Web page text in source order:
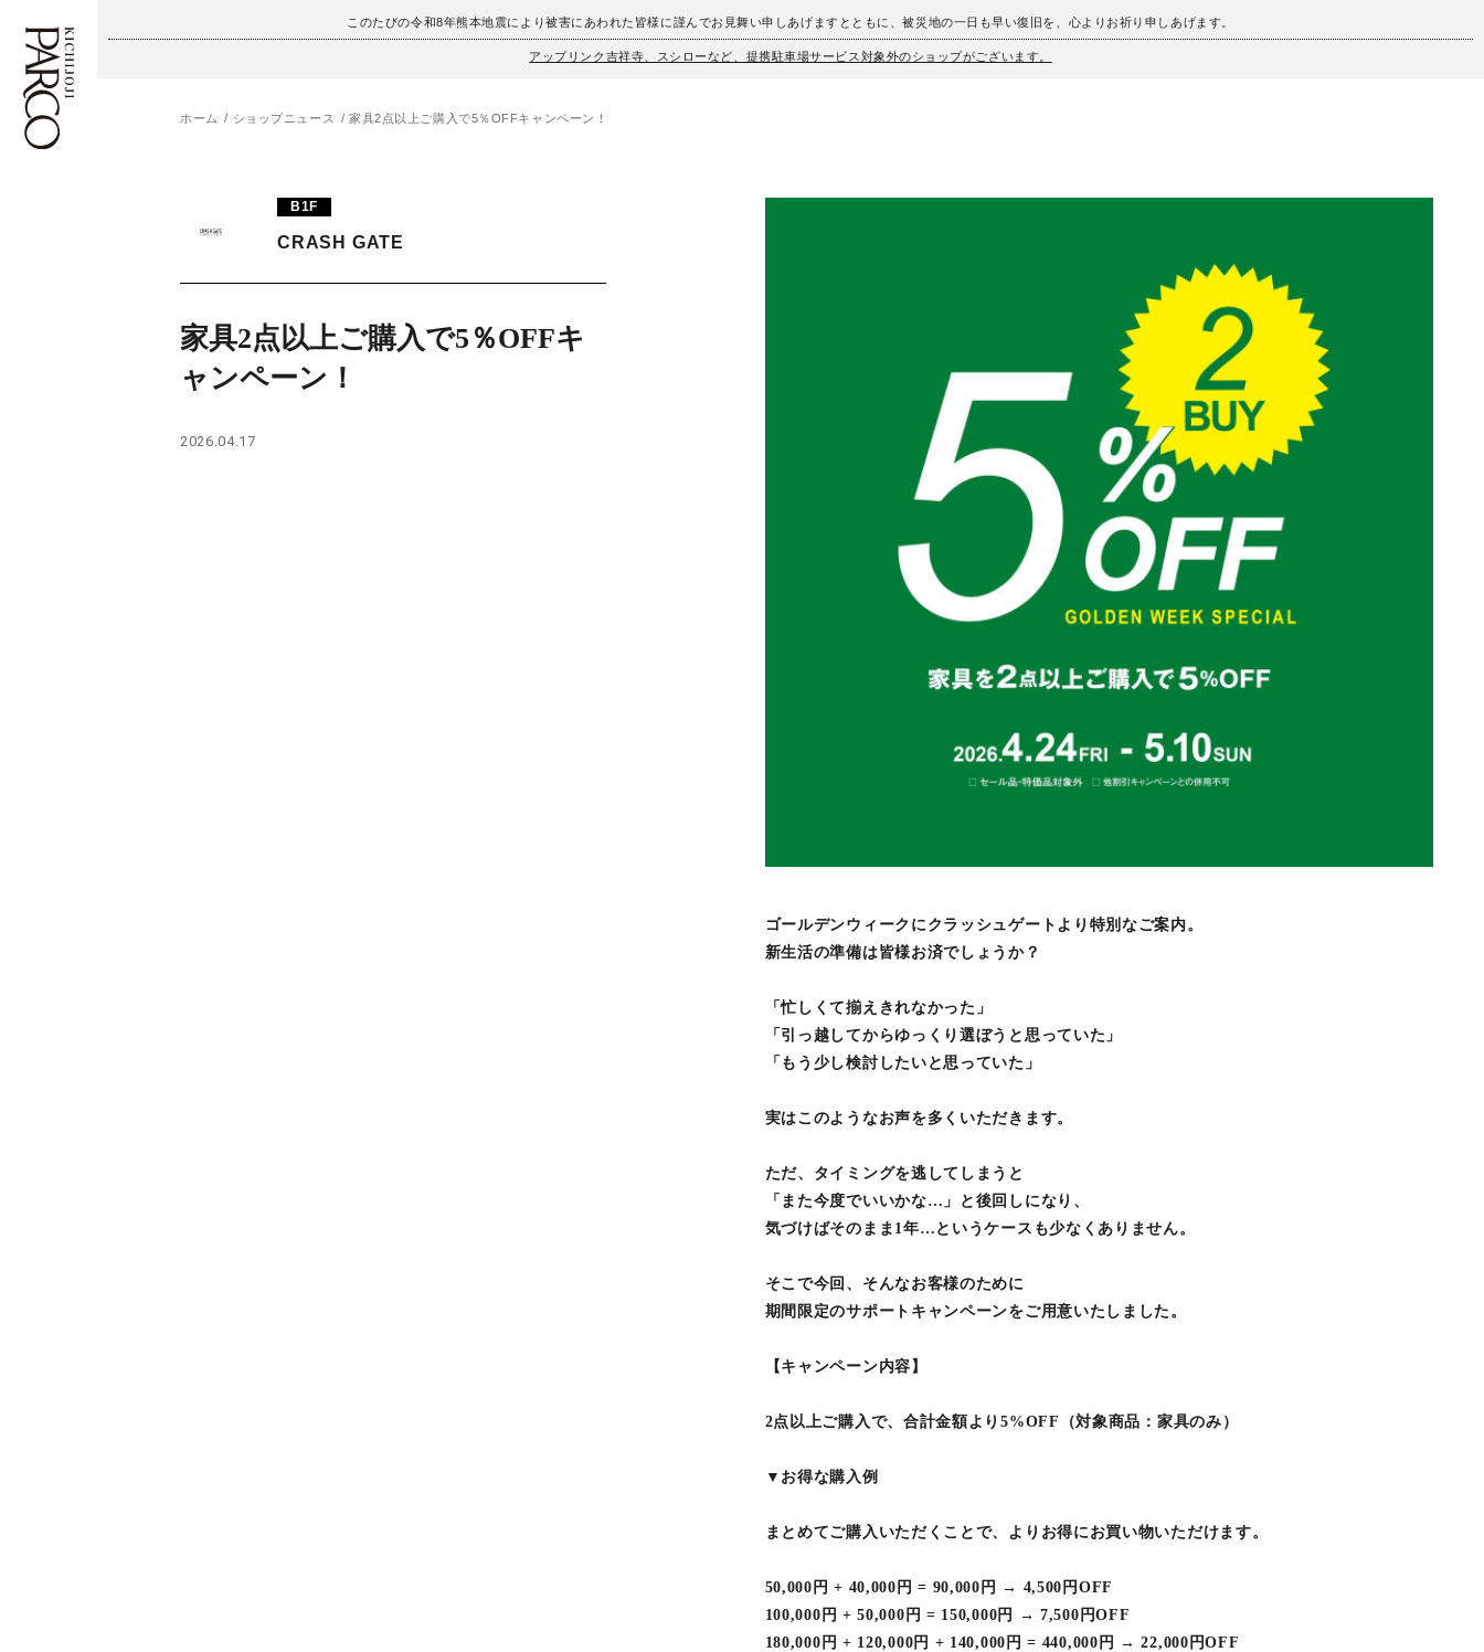
このたびの令和8年熊本地震により被害にあわれた皆様に謹んでお見舞い申しあげますとともに、被災地の一日も早い復旧を、心よりお祈り申しあげます。
アップリンク吉祥寺、スシローなど、提携駐車場サービス対象外のショップがございます。
施設案内・アクセス
ニュース
レストラン・カフェ
TAX FREE
ภาษาไทย
ホーム ショップニュース 家具2点以上ご購入で5％OFFキャンペーン！
B1F
CRASH GATE
家具2点以上ご購入で5％OFFキ
ャンペーン！
2026.04.17
ゴールデンウィークにクラッシュゲートより特別なご案内。
新生活の準備は皆様お済でしょうか？
「忙しくて揃えきれなかった」
「引っ越してからゆっくり選ぼうと思っていた」
「もう少し検討したいと思っていた」
実はこのようなお声を多くいただきます。
ただ、タイミングを逃してしまうと
「また今度でいいかな…」と後回しになり、
気づけばそのまま1年…というケースも少なくありません。
そこで今回、そんなお客様のために
期間限定のサポートキャンペーンをご用意いたしました。
【キャンペーン内容】
2点以上ご購入で、合計金額より5%OFF（対象商品：家具のみ）
▼お得な購入例
まとめてご購入いただくことで、よりお得にお買い物いただけます。
50,000円 + 40,000円 = 90,000円 → 4,500円OFF
100,000円 + 50,000円 = 150,000円 → 7,500円OFF
180,000円 + 120,000円 + 140,000円 = 440,000円 → 22,000円OFF